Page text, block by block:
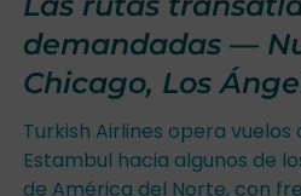
demandadas —
Chicago, Los
Turkish Airlines opera
Estambul hacia algunos de
de América del Norte, con